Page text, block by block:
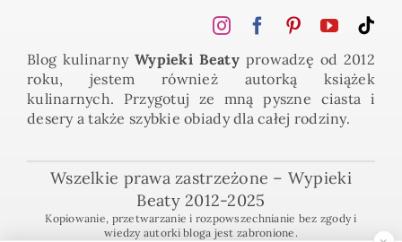
Blog kulinarny Wypieki Beaty prowadzę od 2012
roku, jestem również autorką książek
kulinarnych. Przygotuj ze mną pyszne ciasta i
desery a także szybkie obiady dla całej rodziny.
Wszelkie prawa zastrzeżone – Wypieki
Beaty 2012-2025
Kopiowanie, przetwarzanie i rozpowszechnianie bez zgody i
wiedzy autorki bloga jest zabronione.